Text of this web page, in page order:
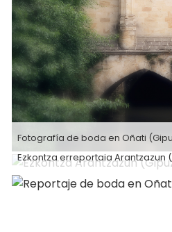
Fotografía de boda en Oñati
Ezkontza erreportaia Arantzazun